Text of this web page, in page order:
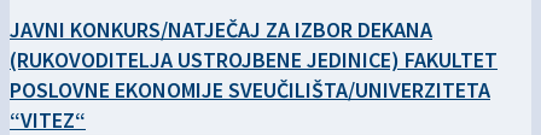
JAVNI KONKURS/NATJEČAJ ZA IZBOR DEKANA
(RUKOVODITELJA USTROJBENE JEDINICE) FAKULTET
POSLOVNE EKONOMIJE SVEUČILIŠTA/UNIVERZITETA
“VITEZ“